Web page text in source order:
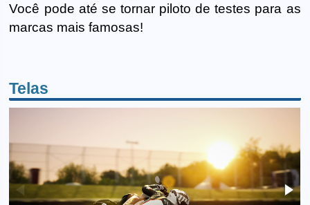
Você pode até se tornar piloto de testes para as
marcas mais famosas!
Telas